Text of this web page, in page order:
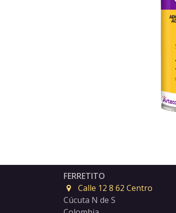
FERRETITO
Calle 12 8 62 Centro
Cúcuta N de S